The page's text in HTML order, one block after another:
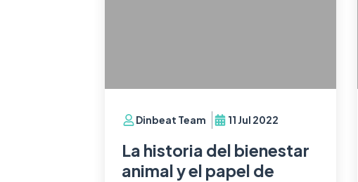
Dinbeat Team 11 Jul 2022
La historia del bienestar
animal y el papel de